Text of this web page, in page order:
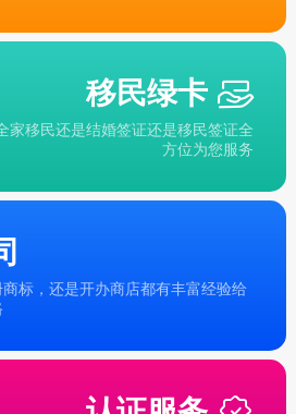
移民绿卡
家移民还是结婚签证还是移民签证全
方位为您服务
标，还是开办商店都有丰富经验给